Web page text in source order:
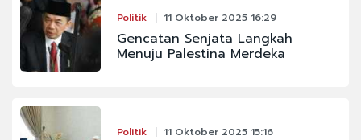
Politik 11 Oktober 2025 16:29
Gencatan Senjata Langkah
Menuju Palestina Merdeka
Politik 11 Oktober 2025 15:16